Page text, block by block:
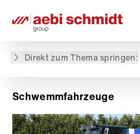
Direkt zum Thema springen:
Schwemmfahrzeuge
Ausgewählte Blog Posts
Schwemmfahrzeuge